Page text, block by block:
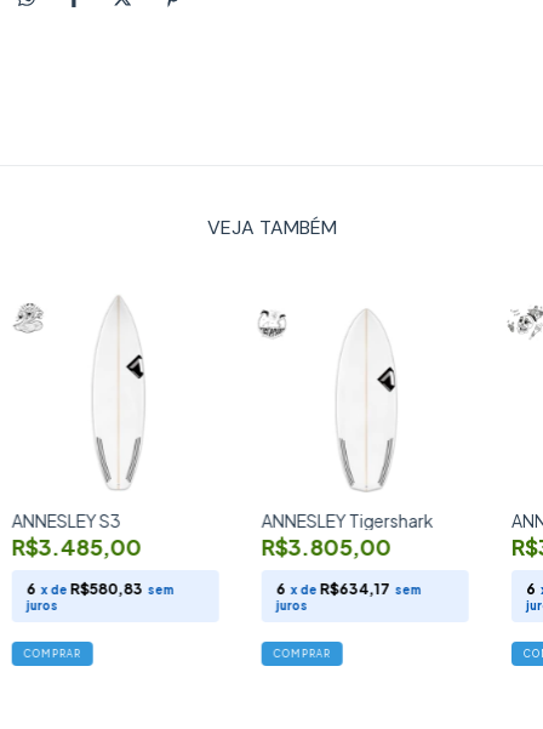
VEJA TAMBÉM
ANNESLEY S3
R$3.485,00
6 x de R$580,83 sem
juros
COMPRAR
ANNESLEY Tigershark
R$3.805,00
6 x de R$634,17 sem
juros
COMPRAR
6